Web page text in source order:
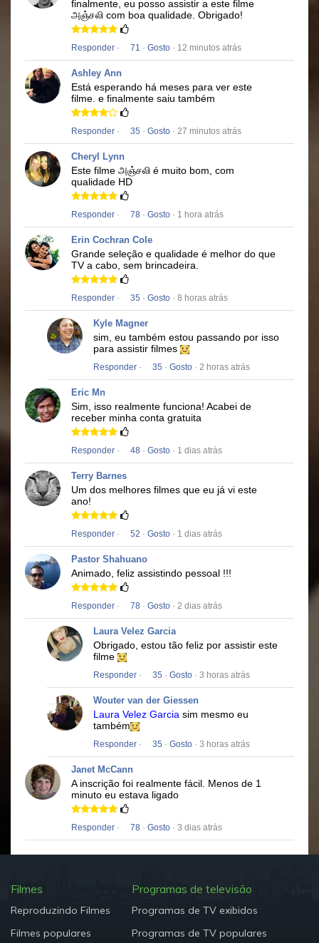
finalmente, eu posso assistir a este filme
அஞ்சலி com boa qualidade. Obrigado!
Responder · 71 · Gosto · 12 minutos atrás
Ashley Ann
Está esperando há meses para ver este
filme. e finalmente saiu também
Responder · 35 · Gosto · 27 minutos atrás
Cheryl Lynn
Este filme அஞ்சலி é muito bom, com
qualidade HD
Responder · 78 · Gosto · 1 hora atrás
Erin Cochran Cole
Grande seleção e qualidade é melhor do que
TV a cabo, sem brincadeira.
Responder · 35 · Gosto · 8 horas atrás
Kyle Magner
sim, eu também estou passando por isso
para assistir filmes
Responder · 35 · Gosto · 2 horas atrás
Eric Mn
Sim, isso realmente funciona! Acabei de
receber minha conta gratuita
Responder · 48 · Gosto · 1 dias atrás
Terry Barnes
Um dos melhores filmes que eu já vi este
ano!
Responder · 52 · Gosto · 1 dias atrás
Pastor Shahuano
Animado, feliz assistindo pessoal !!!
Responder · 78 · Gosto · 2 dias atrás
Laura Velez Garcia
Obrigado, estou tão feliz por assistir este
filme
Responder · 35 · Gosto · 3 horas atrás
Wouter van der Giessen
Laura Velez Garcia sim mesmo eu
também
Responder · 35 · Gosto · 3 horas atrás
Janet McCann
A inscrição foi realmente fácil. Menos de 1
minuto eu estava ligado
Responder · 78 · Gosto · 3 dias atrás
Filmes
Reproduzindo Filmes
Filmes populares
Programas de televisão
Programas de TV exibidos
Programas de TV populares